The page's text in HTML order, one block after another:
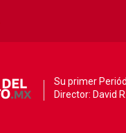
Su primer
Director: David